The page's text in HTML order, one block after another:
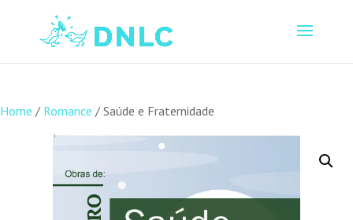
Home / Romance / Saúde e Fraternidade